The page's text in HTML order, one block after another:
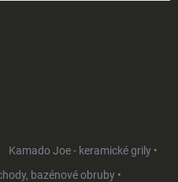
Kamado Joe - keramické grily •
bazénové obruby •